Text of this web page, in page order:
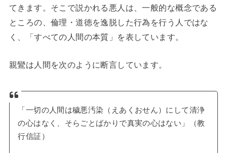
てきます。そこで説かれる悪人は、一般的な概念である
ところの、倫理・道徳を逸脱した行為を行う人ではな
く、「すべての人間の本質」を表しています。
親鸞は人間を次のように断言しています。
「一切の人間は穢悪汚染（えあくおせん）にして清浄
の心はなく、そらごとばかりで真実の心はない」（教
行信証）